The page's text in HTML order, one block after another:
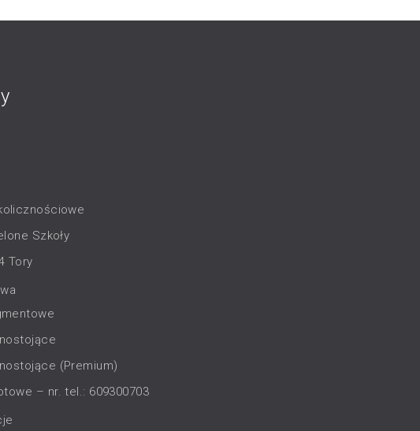
Szkoły
Tory
(Premium)
– nr. tel.: 609300703